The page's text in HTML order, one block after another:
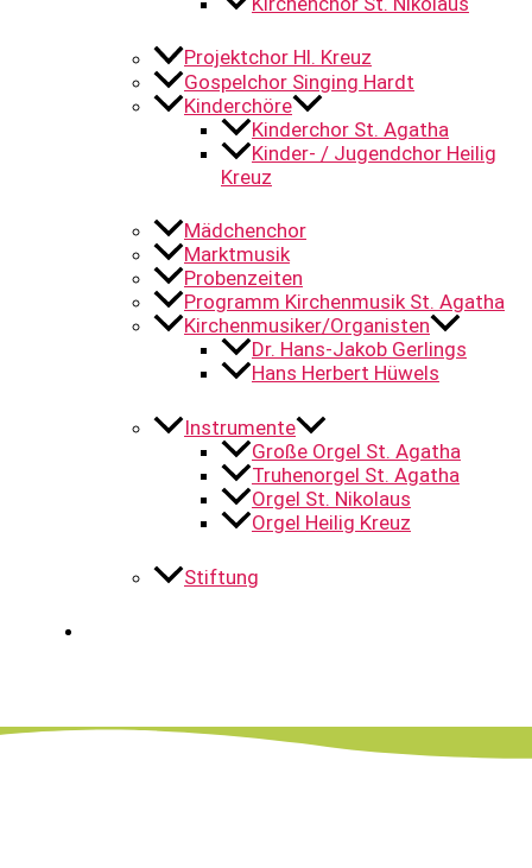
Projektchor Hl. Kreuz
Gospelchor Singing Hardt
Kinderchöre
Kinderchor St. Agatha
Kinder- / Jugendchor Heilig
Kreuz
Mädchenchor
Marktmusik
Probenzeiten
Programm Kirchenmusik St. Agatha
Kirchenmusiker/Organisten
Dr. Hans-Jakob Gerlings
Hans Herbert Hüwels
Instrumente
Große Orgel St. Agatha
Truhenorgel St. Agatha
Orgel St. Nikolaus
Orgel Heilig Kreuz
Stiftung